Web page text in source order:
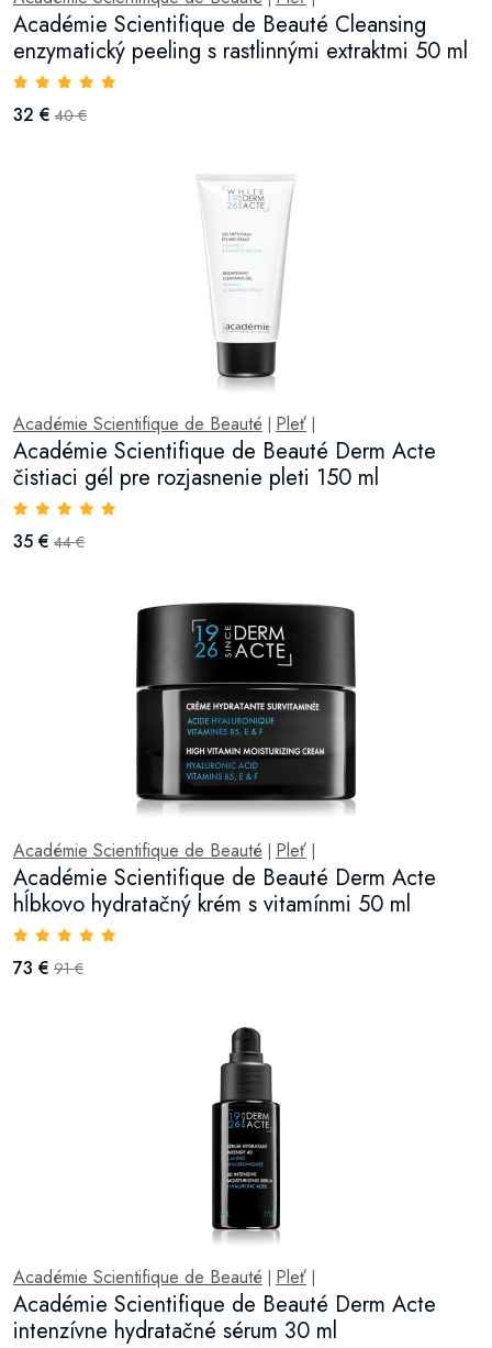
Académie Scientifique de Beauté Cleansing
enzymatický peeling s rastlinnými extraktmi 50 ml
32 € 40 €
Académie Scientifique de Beauté Pleť
Académie Scientifique de Beauté Derm Acte
čistiaci gél pre rozjasnenie pleti 150 ml
35 € 44 €
Académie Scientifique de Beauté Pleť
Académie Scientifique de Beauté Derm Acte
hĺbkovo hydratačný krém s vitamínmi 50 ml
73 € 91 €
Académie Scientifique de Beauté Pleť
Académie Scientifique de Beauté Derm Acte
intenzívne hydratačné sérum 30 ml